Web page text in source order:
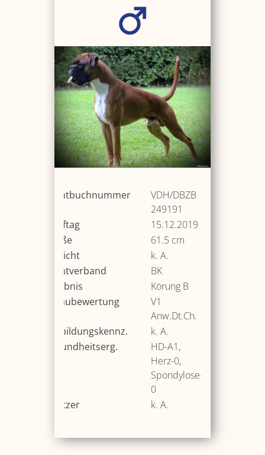
Zuchtbuchnummer
VDH/DBZB
249191
Wurftag
15.12.2019
Größe
61.5 cm
Gewicht
k. A.
Zuchtverband
BK
Ergebnis
Körung B
Schaubewertung
V1
Anw.Dt.Ch.
Ausbildungskennz.
k. A.
Gesundheitserg.
HD-A1,
Herz-0,
Spondylose-
0
Besitzer
k. A.